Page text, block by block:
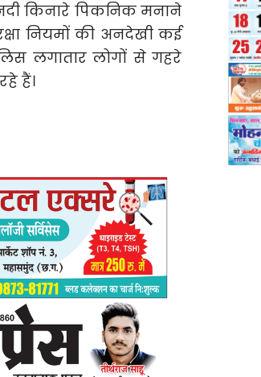
किनारे पिकनिक मनाने
नियमों की अनदेखी कई
लगातार लोगों से गहरे
हैं।